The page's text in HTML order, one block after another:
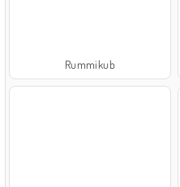
Rummikub